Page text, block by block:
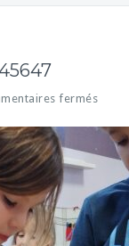
fermés
r
G
_
0